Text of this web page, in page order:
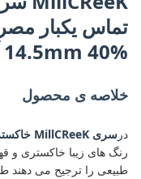
14.5mm 40% آب
خلاصه ی محصول
در سری MillCReeK خاکستری و قهوه ای
رنگ های زیبا خاکستری و
طبیعی را ترجیح می